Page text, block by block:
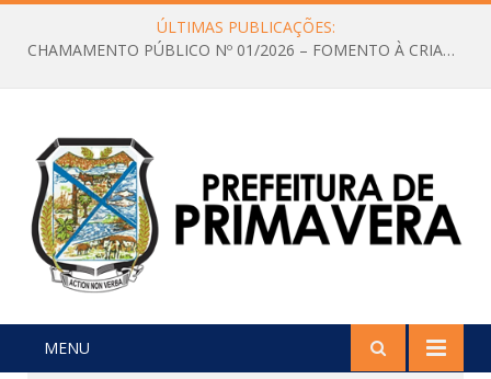
ÚLTIMAS PUBLICAÇÕES:
CHAMAMENTO PÚBLICO Nº 01/2026 – FOMENTO À CRIAÇÃO E A CIRCULAÇÃO DE PRODUÇÕES CULTURAIS – Aldir Blanc
MENU